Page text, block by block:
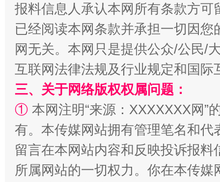
解纷+调解+退费，一次搞定
报料信息人承认本网所有条款方
已经阅读本网条款并承担一切因
网无关。本网只是提供公众/公民/
互联网法律法规及行业规定和国
三、关于网络版权权属问题：
① 本网注明“来源：XXXXXXX网”
有。本传媒网站拥有管理笔名和
留言在本网站内容和反映投诉报
所属网站的一切权力。你在本传